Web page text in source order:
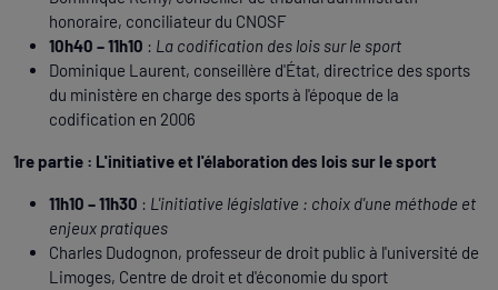
honoraire, conciliateur du CNOSF
10h40 – 11h10 : La codification des lois sur le sport
Dominique Laurent, conseillère d'État, directrice des sports
du ministère en charge des sports à l'époque de la
codification en 2006
1re partie : L'initiative et l'élaboration des lois sur le sport
11h10 – 11h30 : L'initiative législative : choix d'une méthode et
enjeux pratiques
Charles Dudognon, professeur de droit public à l'université de
Limoges, Centre de droit et d'économie du sport